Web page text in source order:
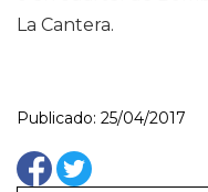
La Cantera.
Publicado: 25/04/2017